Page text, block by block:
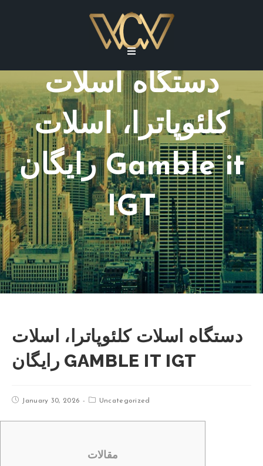
دستگاه اسلات
کلئوپاترا، اسلات
رایگان Gamble it
IGT
دستگاه اسلات کلئوپاترا، اسلات
رایگان GAMBLE IT IGT
January 30, 2026 Uncategorized
مقالات